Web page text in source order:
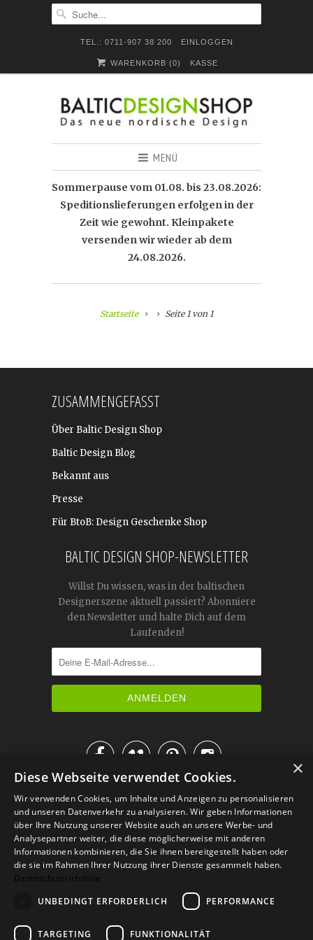
TEL.: 0711-907 38 200 EINLOGGEN
WARENKORB (0) KASSE
MENÜ
Sommerpause vom 01.08. bis 23.08.2026:
Speditionslieferungen erfolgen in der
Zeit wie gewohnt. Kleinpakete
versenden wir wieder ab dem
24.08.2026.
Startseite Seite 1 von 1
ZUSAMMENGEFASST
Über Baltic Design Shop
Baltic Design Blog
Bekannt aus
Presse
Für BtoB: Design Geschenke Shop
BALTIC DESIGN SHOP-NEWSLETTER
Willst Du wissen, was in der baltischen
Designerszene aktuell passiert? Abonniere
den Newsletter und halte Dich auf dem
Laufenden!

IM KATALOG BLÄTTERN
Versand Zahlarten Retoure
×
Diese Webseite verwendet Cookies.
Wir verwenden Cookies, um Inhalte und Anzeigen zu personalisieren
und unseren Datenverkehr zu analysieren. Wir geben Informationen
über Ihre Nutzung unserer Website auch an unsere Werbe- und
Analysepartner weiter, die diese möglicherweise mit anderen
Informationen kombinieren, die Sie ihnen bereitgestellt haben oder
die sie im Rahmen Ihrer Nutzung ihrer Dienste gesammelt haben.
Datenschutzrichtlinie
UNBEDINGT ERFORDERLICH
PERFORMANCE
TARGETING FUNKTIONALITÄT